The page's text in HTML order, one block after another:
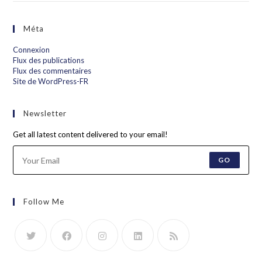
Méta
Connexion
Flux des publications
Flux des commentaires
Site de WordPress-FR
Newsletter
Get all latest content delivered to your email!
GO
Follow Me